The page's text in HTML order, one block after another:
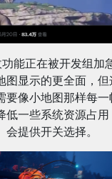
功能正在被开发组加
图显示的更全面，
要像小地图那样每
低一些系统资源占
会提供开关选择。